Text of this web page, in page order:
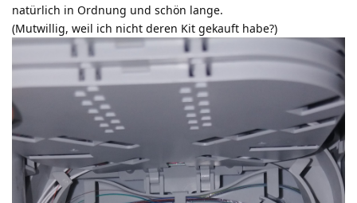
natürlich in Ordnung und schön lange.
(Mutwillig, weil ich nicht deren Kit gekauft habe?)